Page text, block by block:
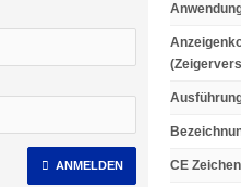
CE Zeichen
ANMELDEN